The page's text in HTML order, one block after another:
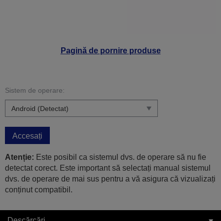
Pagină de pornire produse
Sistem de operare:
Accesați
Atenție: Este posibil ca sistemul dvs. de operare să nu fie
detectat corect. Este important să selectați manual sistemul
dvs. de operare de mai sus pentru a vă asigura că vizualizați
conținut compatibil.